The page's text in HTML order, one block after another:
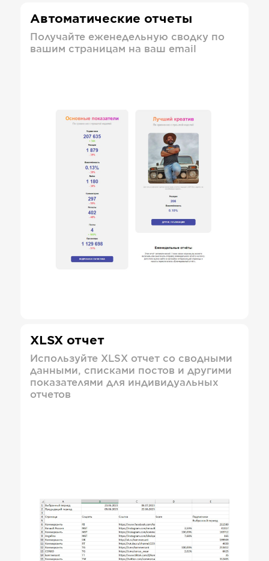
Автоматические отчеты
Получайте еженедельную сводку по
вашим страницам на ваш email
XLSX отчет
Используйте XLSX отчет со сводными
данными, списками постов и другими
показателями для индивидуальных
отчетов